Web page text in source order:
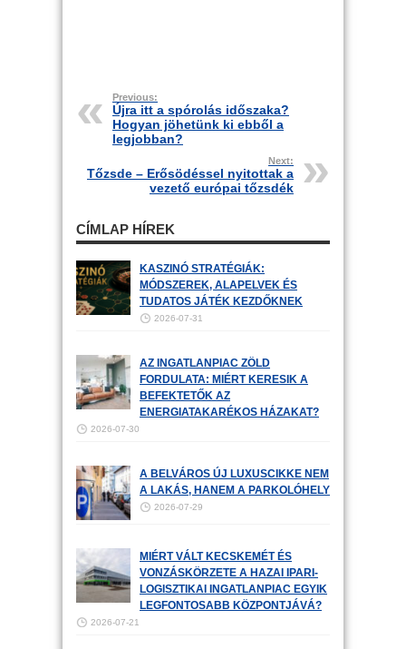
Previous:
Újra itt a spórolás időszaka?
Hogyan jöhetünk ki ebből a
legjobban?
Next:
Tőzsde – Erősödéssel nyitottak a
vezető európai tőzsdék
CÍMLAP HÍREK
KASZINÓ STRATÉGIÁK:
MÓDSZEREK, ALAPELVEK ÉS
TUDATOS JÁTÉK KEZDŐKNEK
2026-07-31
AZ INGATLANPIAC ZÖLD
FORDULATA: MIÉRT KERESIK A
BEFEKTETŐK AZ
ENERGIATAKARÉKOS HÁZAKAT?
2026-07-30
A BELVÁROS ÚJ LUXUSCIKKE NEM
A LAKÁS, HANEM A PARKOLÓHELY
2026-07-29
MIÉRT VÁLT KECSKEMÉT ÉS
VONZÁSKÖRZETE A HAZAI IPARI-
LOGISZTIKAI INGATLANPIAC EGYIK
LEGFONTOSABB KÖZPONTJÁVÁ?
2026-07-21